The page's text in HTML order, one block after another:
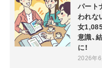
パート
われな
女
意識、
に！
2026年6